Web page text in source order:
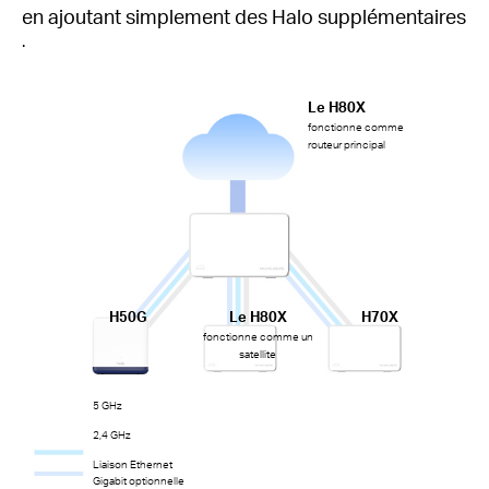
en ajoutant simplement des Halo supplémentaires
.
Le H80X
fonctionne comme
routeur principal
Le H80X
fonctionne comme un
satellite
H70X
H50G
5 GHz
2,4 GHz
Liaison Ethernet
Gigabit optionnelle